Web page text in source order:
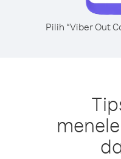
Pilih “Viber Out